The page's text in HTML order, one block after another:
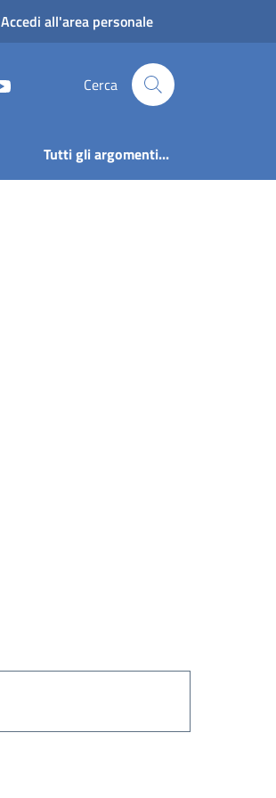
Accedi all'area personale
Cerca
Tutti gli argomenti...